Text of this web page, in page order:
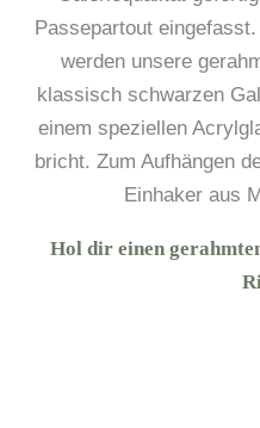
Passepartout
werden unsere
klassisch schwarzen
einem speziellen
bricht. Zum Aufhängen
Einhaker aus
Hol dir einen